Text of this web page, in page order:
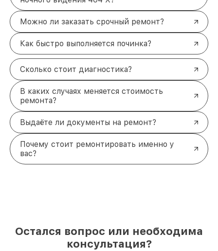
Можно ли заказать срочный ремонт?
Как быстро выполняется починка?
Сколько стоит диагностика?
В каких случаях меняется стоимость
ремонта?
Выдаёте ли документы на ремонт?
Почему стоит ремонтировать именно у
вас?
Остался вопрос или необходима
консультация?